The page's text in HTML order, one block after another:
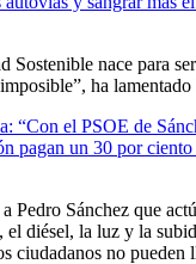
Sostenible nace para
ha lamentado
“Con el PSOE de
pagan un 30 por
Pedro Sánchez que
el diésel, la luz y la
ciudadanos no pueden